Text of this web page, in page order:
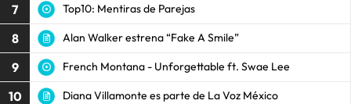
7 Top10: Mentiras de Parejas
8 Alan Walker estrena “Fake A Smile”
9 French Montana - Unforgettable ft. Swae Lee
10 Diana Villamonte es parte de La Voz México